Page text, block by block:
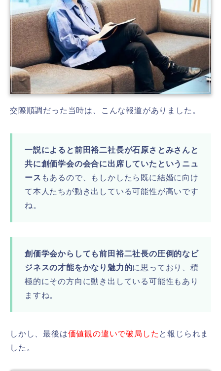
交際順調だった当時は、こんな報道がありました。
一説によると前田裕二社長が石原さとみさんと
共に創価学会の会合に出席していたというニュ
ース もあるので、もしかしたら既に結婚に向け
て本人たちが動き出している可能性が高いです
ね。
創価学会からしても前田裕二社長の圧倒的なビ
ジネスの才能をかなり魅力的に思っており、積
極的にその方向に動き出している可能性もあり
ますね。
しかし、最後は価値観の違いで破局した と報じられま
した。